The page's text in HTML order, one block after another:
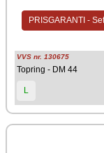
PRISGARANTI -
VVS nr. 130675
Topring - DM 44
L